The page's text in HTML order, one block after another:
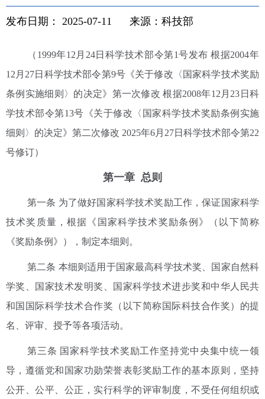
发布日期： 2025-07-11 来源：科技部
（1999年12月24日科学技术部令第1号发布 根据2004年
12月27日科学技术部令第9号《关于修改〈国家科学技术奖励
条例实施细则〉的决定》第一次修改 根据2008年12月23日科
学技术部令第13号《关于修改〈国家科学技术奖励条例实施
细则〉的决定》第二次修改 2025年6月27日科学技术部令第22
号修订）
第一章 总则
第一条 为了做好国家科学技术奖励工作，保证国家科学
技术奖质量，根据《国家科学技术奖励条例》（以下简称
《奖励条例》），制定本细则。
第二条 本细则适用于国家最高科学技术奖、国家自然科
学奖、国家技术发明奖、国家科学技术进步奖和中华人民共
和国国际科学技术合作奖（以下简称国际科技合作奖）的提
名、评审、授予等各项活动。
第三条 国家科学技术奖励工作坚持党中央集中统一领
导，遵循党和国家功勋荣誉表彰奖励工作的基本原则，坚持
公开、公平、公正，实行科学的评审制度，不受任何组织或